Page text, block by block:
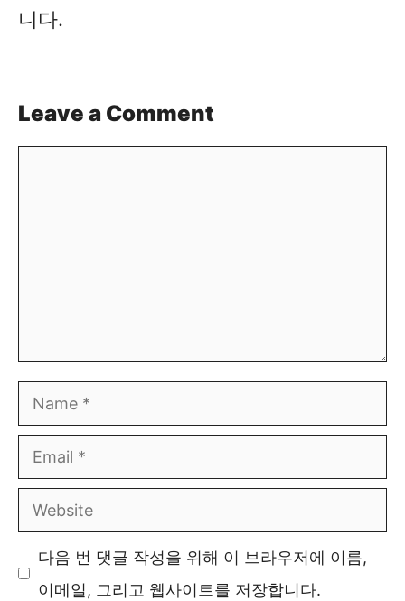
니다.
Leave a Comment
Name
Email
Website
다음 번 댓글 작성을 위해 이 브라우저에 이름,
이메일, 그리고 웹사이트를 저장합니다.